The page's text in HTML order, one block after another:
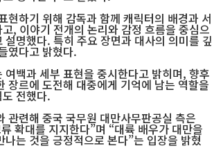
현하기 위해 감독과 함께 캐릭터의 배경과 서
, 이야기 전개의 논리와 감정 흐름을 중심으
설명했다. 특히 주요 장면과 대사의 의미를 깊
였다고 밝혔다.
여백과 세부 표현을 중시한다고 밝히며, 향후
장르에 도전해 대중에게 기억에 남는 역할을
전했다.
관련해 중국 국무원 대만사무판공실 측은
확대를 지지한다”며 “대륙 배우가 대만을
나는 것을 긍정적으로 본다”는 입장을 밝혔